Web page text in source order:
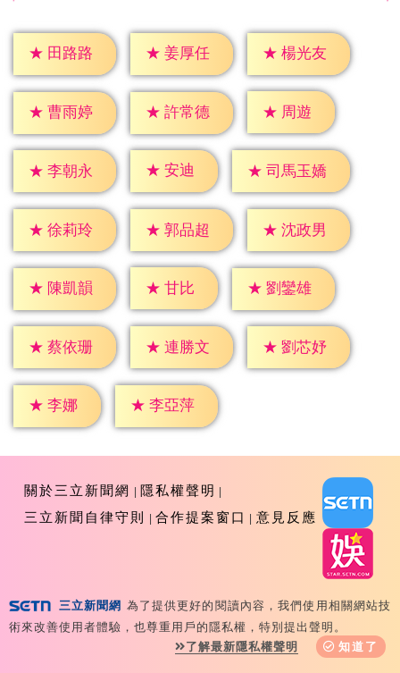
★ 田路路 ★ 姜厚任 ★ 楊光友
★ 曹雨婷 ★ 許常德 ★ 周遊
★ 李朝永 ★ 安迪 ★ 司馬玉嬌
★ 徐莉玲 ★ 郭品超 ★ 沈政男
★ 陳凱韻 ★ 甘比 ★ 劉鑾雄
★ 蔡依珊 ★ 連勝文 ★ 劉芯妤
★ 李娜 ★ 李亞萍
關於三立新聞網
隱私權聲明
三立新聞自律守則
合作提案窗口 意見反應
Copyright ©2026 Sanlih E-Television All Rights
Reserved 版權所有 盜用必究 台北市內湖區舊宗路一段159
號 02-8792-8888
三立新聞網 為了提供更好的閱讀內容，我們使用相關網站技
術來改善使用者體驗，也尊重用戶的隱私權，特別提出聲明。
了解最新隱私權聲明
知道了